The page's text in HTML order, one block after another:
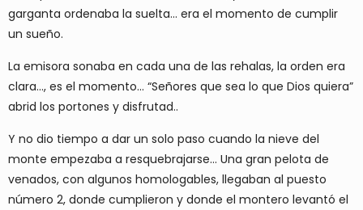
garganta ordenaba la suelta… era el momento de cumplir
un sueño.
La emisora sonaba en cada una de las rehalas, la orden era
clara…, es el momento… “Señores que sea lo que Dios quiera”
abrid los portones y disfrutad..
Y no dio tiempo a dar un solo paso cuando la nieve del
monte empezaba a resquebrajarse… Una gran pelota de
venados, con algunos homologables, llegaban al puesto
número 2, donde cumplieron y donde el montero levantó el